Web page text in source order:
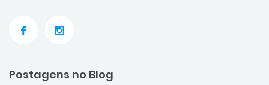
Postagens no Blog